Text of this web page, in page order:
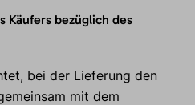
Käufers bezüglich des
bei der Lieferung den
mit dem